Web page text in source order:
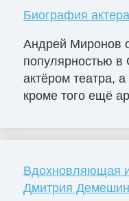
Биография
Андрей Миронов
популярностью
актёром театра,
кроме того ещё
Вдохновляющая
Дмитрия